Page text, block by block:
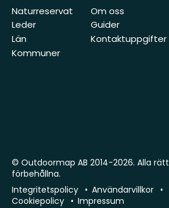
Naturreservat
Leder
Län
Kommuner
Om oss
Guider
Kontaktuppgifter
© Outdoormap AB 2014-2026. Alla
förbehållna.
Integritetspolicy
Användarvillkor
Cookiepolicy
Impressum